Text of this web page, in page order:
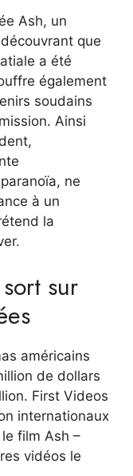
Ash, un
que
a été
également
soudains
Ainsi
ne
à un
la
sur
américains
de dollars
First Videos
internationaux
film Ash –
vidéos le